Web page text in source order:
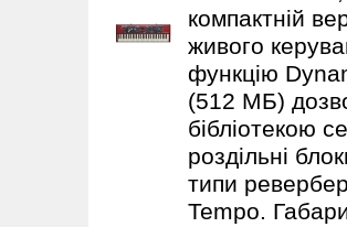
компактній
живого
функцію
(512 МБ)
бібліотекою
роздільні
типи
Tempo.